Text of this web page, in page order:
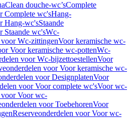
douche-wc’sComplete
Complete wc'sHang-
Hang-wc'sStaande
Staande wc'sWc-
Wc-zittingenVoor keramische wc-
Voor keramische wc-pottenWc-
voor Wc-bijzettoestellenVoor
voor Voor keramische wc-
voor DesignplatenVoor
voor Voor complete wc'sVoor wc-
voor Voor wc-
voor ToebehorenVoor
Reserveonderdelen voor Voor wc-